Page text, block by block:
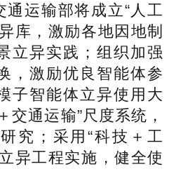
运输部将成立“人工
库，激励各地因地制
立异实践；组织加强
，激励优良智能体参
子智能体立异使用大
交通运输”尺度系统，
究；采用“科技＋工
异工程实施，健全使